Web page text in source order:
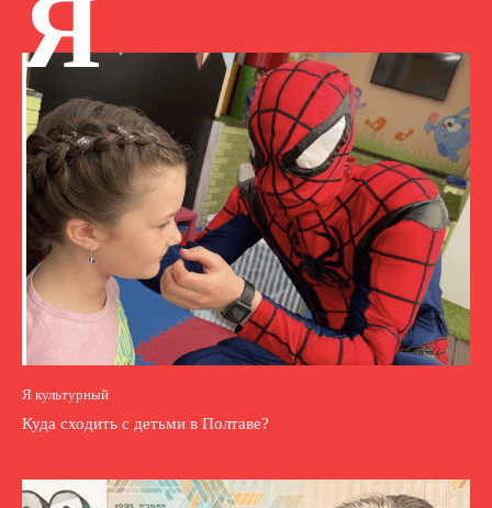
Я
Я культурный
Куда сходить с детьми в Полтаве?